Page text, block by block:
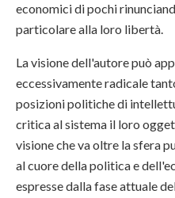
economici di pochi
particolare alla loro libertà.
La visione dell'autore può
eccessivamente radicale
posizioni politiche di
critica al sistema il loro
visione che va oltre la sfera
al cuore della politica e
espresse dalla fase attuale